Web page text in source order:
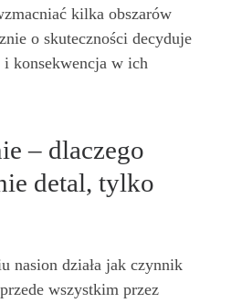
kilka obszarów
o skuteczności decyduje
konsekwencja w ich
– dlaczego
detal, tylko
nasion działa jak czynnik
wszystkim przez